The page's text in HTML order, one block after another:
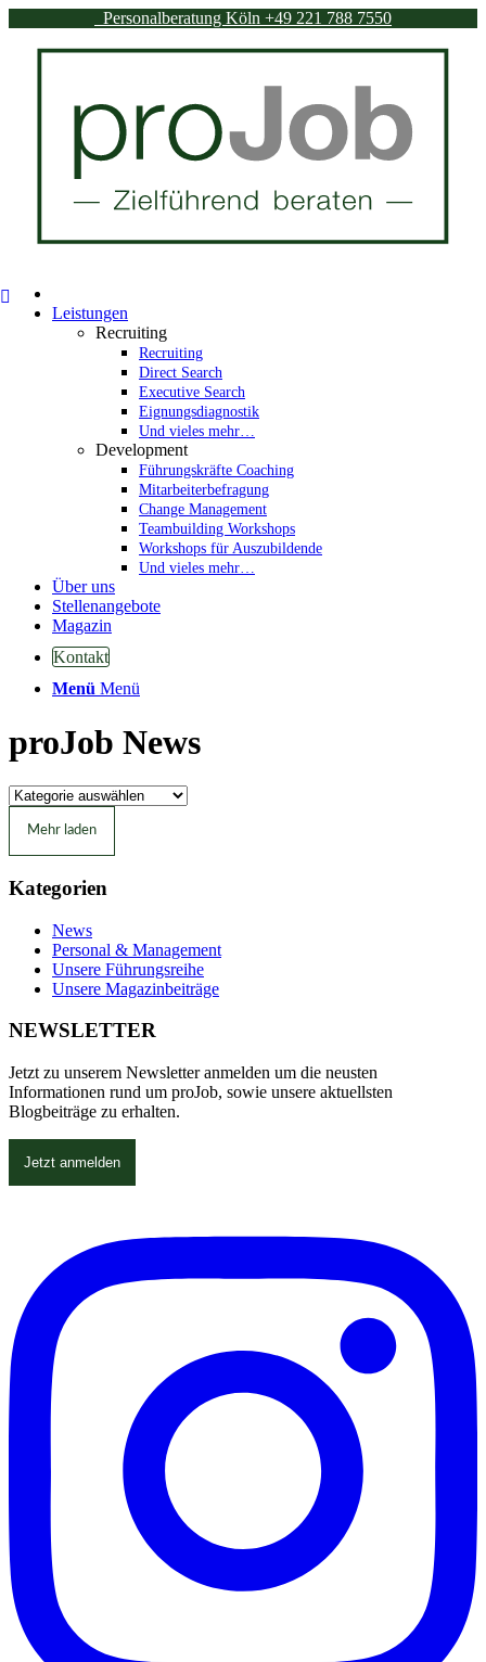
Personalberatung Köln +49 221 788 7550
Leistungen
Recruiting
Recruiting
Direct Search
Executive Search
Eignungsdiagnostik
Und vieles mehr…
Development
Führungskräfte Coaching
Mitarbeiterbefragung
Change Management
Teambuilding Workshops
Workshops für Auszubildende
Und vieles mehr…
Über uns
Stellenangebote
Magazin
Kontakt
Menü Menü
proJob News
Mehr laden
Kategorien
News
Personal & Management
Unsere Führungsreihe
Unsere Magazinbeiträge
NEWSLETTER
Jetzt zu unserem Newsletter anmelden um die neusten
Informationen rund um proJob, sowie unsere aktuellsten
Blogbeiträge zu erhalten.
Jetzt anmelden